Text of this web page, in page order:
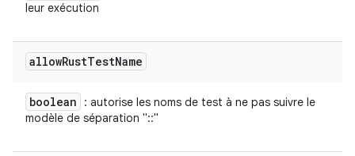
leur exécution
allowRustTestName
boolean
: autorise les noms de test à ne pas suivre le
modèle de séparation "::"